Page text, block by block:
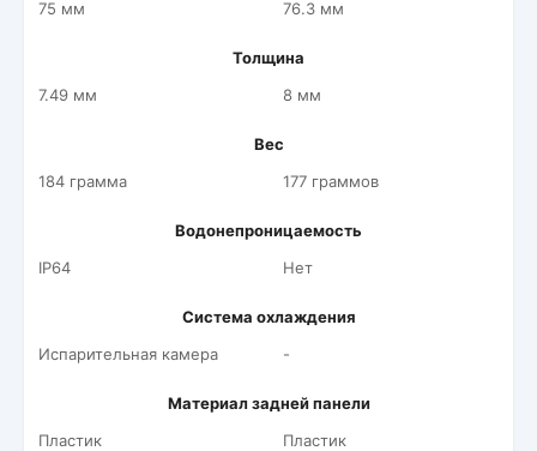
75 мм 76.3 мм
Толщина
7.49 мм
8 мм
Вес
184 грамма
177 граммов
Водонепроницаемость
IP64
Нет
Система охлаждения
Испарительная камера
-
Материал задней панели
Пластик
Пластик